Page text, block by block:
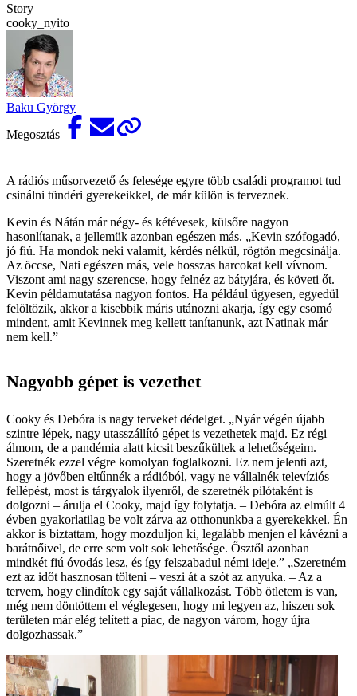
Story
cooky_nyito
Baku György
Megosztás
A rádiós műsorvezető és felesége egyre több családi programot tud
csinálni tündéri gyerekeikkel, de már külön is terveznek.
Kevin és Nátán már négy- és kétévesek, külsőre nagyon
hasonlítanak, a jellemük azonban egészen más. „Kevin szófogadó,
jó fiú. Ha mondok neki valamit, kérdés nélkül, rögtön megcsinálja.
Az öccse, Nati egészen más, vele hosszas harcokat kell vívnom.
Viszont ami nagy szerencse, hogy felnéz az bátyjára, és követi őt.
Kevin példamutatása nagyon fontos. Ha például ügyesen, egyedül
felöltözik, akkor a kisebbik máris utánozni akarja, így egy csomó
mindent, amit Kevinnek meg kellett tanítanunk, azt Natinak már
nem kell.”
Nagyobb gépet is vezethet
Cooky és Debóra is nagy terveket dédelget. „Nyár végén újabb
szintre lépek, nagy utasszállító gépet is vezethetek majd. Ez régi
álmom, de a pandémia alatt kicsit beszűkültek a lehetőségeim.
Szeretnék ezzel végre komolyan foglalkozni. Ez nem jelenti azt,
hogy a jövőben eltűnnék a rádióból, vagy ne vállalnék televíziós
fellépést, most is tárgyalok ilyenről, de szeretnék pilótaként is
dolgozni – árulja el Cooky, majd így folytatja. – Debóra az elmúlt 4
évben gyakorlatilag be volt zárva az otthonunkba a gyerekekkel. Én
akkor is biztattam, hogy mozduljon ki, legalább menjen el kávézni a
barátnőivel, de erre sem volt sok lehetősége. Ősztől azonban
mindkét fiú óvodás lesz, és így felszabadul némi ideje.” „Szeretném
ezt az időt hasznosan tölteni – veszi át a szót az anyuka. – Az a
tervem, hogy elindítok egy saját vállalkozást. Több ötletem is van,
még nem döntöttem el véglegesen, hogy mi legyen az, hiszen sok
területen már elég telített a piac, de nagyon várom, hogy újra
dolgozhassak.”